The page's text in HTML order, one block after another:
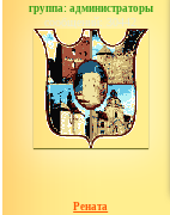
группа: администраторы
сообщений: 30442
Рената